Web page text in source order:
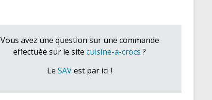
Vous avez une question sur une commande
effectuée sur le site cuisine-a-crocs ?
Le SAVest par ici !